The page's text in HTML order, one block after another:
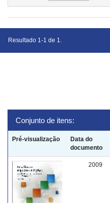
Resultado 1-1 de 1.
Conjunto de itens:
Pré-visualização
Data do
documento
2009